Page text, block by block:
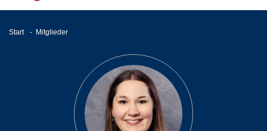
Start - Mitglieder